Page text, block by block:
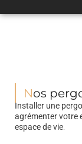
Nos
Installer une
agrémenter votre
espace de vie